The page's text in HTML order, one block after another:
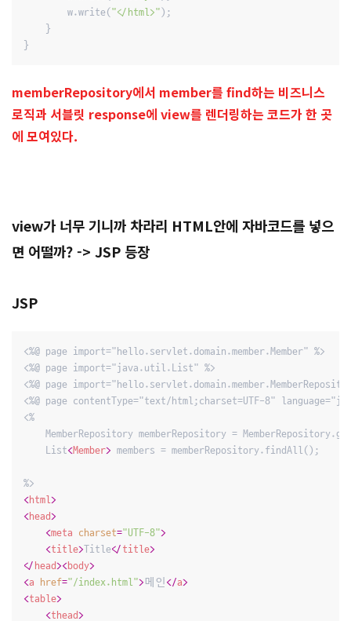
        w.write(
"</html>" );
    }
memberRepository에서 member를 find하는 비즈니스
로직과 서블릿 response에 view를 렌더링하는 코드가 한 곳
에 모여있다.
view가 너무 기니까 차라리 HTML안에 자바코드를 넣으
면 어떨까? -> JSP 등장
JSP
<%@ page import="hello.servlet.domain.member.Member" %>
<%@ page import="java.util.List" %>
<%@ page
<%@ page contentType="text/html;charset=UTF-8"
<%
MemberRepository memberRepository =
    List
<Member> members = memberRepository.findAll();
<html>
<head>
<meta charset="UTF-8">
<title>Title</ title>
</ head><body>
<a href="/index.html"> 메인 </a>
<table>
<thead>